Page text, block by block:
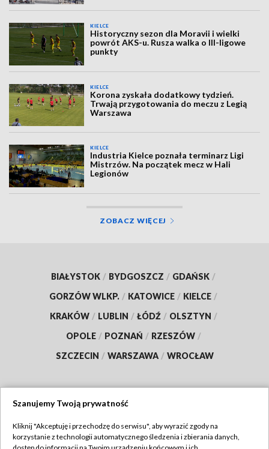
KIELCE
Historyczny sezon dla Moravii i wielki
powrót AKS-u. Rusza walka o III-ligowe
punkty
KIELCE
Korona zyskała dodatkowy tydzień.
Trwają przygotowania do meczu z Legią
Warszawa
KIELCE
Industria Kielce poznała terminarz Ligi
Mistrzów. Na początek mecz w Hali
Legionów
ZOBACZ WIĘCEJ
BIAŁYSTOK / BYDGOSZCZ / GDAŃSK /
GORZÓW WLKP. / KATOWICE / KIELCE /
KRAKÓW / LUBLIN / ŁÓDŹ / OLSZTYN /
OPOLE / POZNAŃ / RZESZÓW /
SZCZECIN / WARSZAWA / WROCŁAW
TVP
Szanujemy Twoją prywatność
Kliknij "Akceptuję i przechodzę do serwisu", aby wyrazić zgody na
korzystanie z technologii automatycznego śledzenia i zbierania danych,